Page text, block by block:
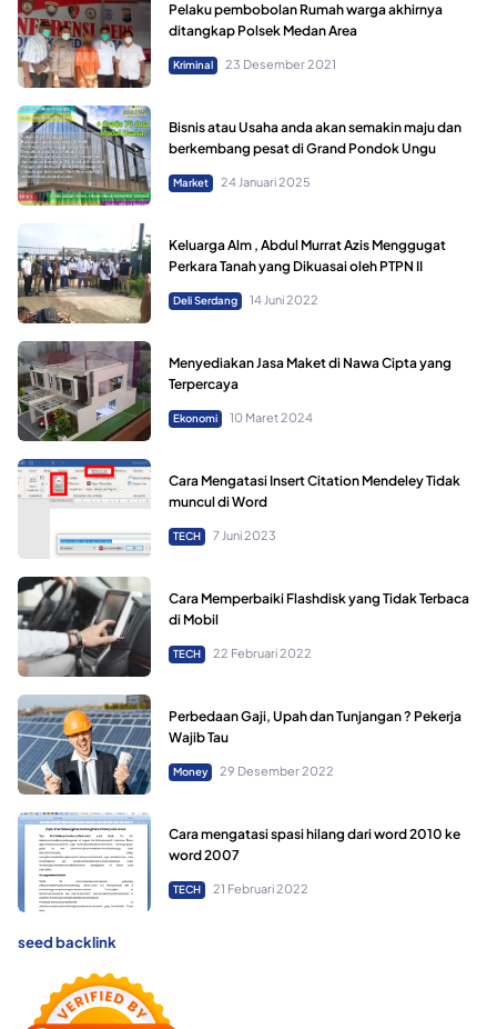
Pelaku pembobolan Rumah warga akhirnya
ditangkap Polsek Medan Area
Kriminal 23 Desember 2021
Bisnis atau Usaha anda akan semakin maju dan
berkembang pesat di Grand Pondok Ungu
Market 24 Januari 2025
Keluarga Alm , Abdul Murrat Azis Menggugat
Perkara Tanah yang Dikuasai oleh PTPN II
Deli Serdang 14 Juni 2022
Menyediakan Jasa Maket di Nawa Cipta yang
Terpercaya
Ekonomi 10 Maret 2024
Cara Mengatasi Insert Citation Mendeley Tidak
muncul di Word
TECH 7 Juni 2023
Cara Memperbaiki Flashdisk yang Tidak Terbaca
di Mobil
TECH 22 Februari 2022
Perbedaan Gaji, Upah dan Tunjangan ? Pekerja
Wajib Tau
Money 29 Desember 2022
Cara mengatasi spasi hilang dari word 2010 ke
word 2007
TECH 21 Februari 2022
seed backlink